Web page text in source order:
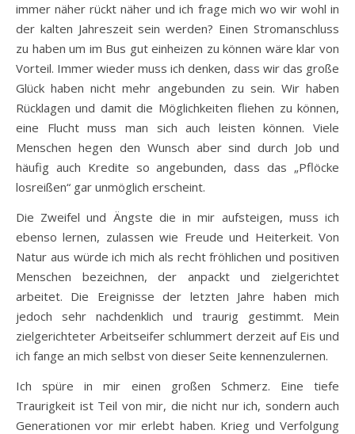
immer näher rückt näher und ich frage mich wo wir wohl in
der kalten Jahreszeit sein werden? Einen Stromanschluss
zu haben um im Bus gut einheizen zu können wäre klar von
Vorteil. Immer wieder muss ich denken, dass wir das große
Glück haben nicht mehr angebunden zu sein. Wir haben
Rücklagen und damit die Möglichkeiten fliehen zu können,
eine Flucht muss man sich auch leisten können. Viele
Menschen hegen den Wunsch aber sind durch Job und
häufig auch Kredite so angebunden, dass das „Pflöcke
losreißen“ gar unmöglich erscheint.
Die Zweifel und Ängste die in mir aufsteigen, muss ich
ebenso lernen, zulassen wie Freude und Heiterkeit. Von
Natur aus würde ich mich als recht fröhlichen und positiven
Menschen bezeichnen, der anpackt und zielgerichtet
arbeitet. Die Ereignisse der letzten Jahre haben mich
jedoch sehr nachdenklich und traurig gestimmt. Mein
zielgerichteter Arbeitseifer schlummert derzeit auf Eis und
ich fange an mich selbst von dieser Seite kennenzulernen.
Ich spüre in mir einen großen Schmerz. Eine tiefe
Traurigkeit ist Teil von mir, die nicht nur ich, sondern auch
Generationen vor mir erlebt haben. Krieg und Verfolgung